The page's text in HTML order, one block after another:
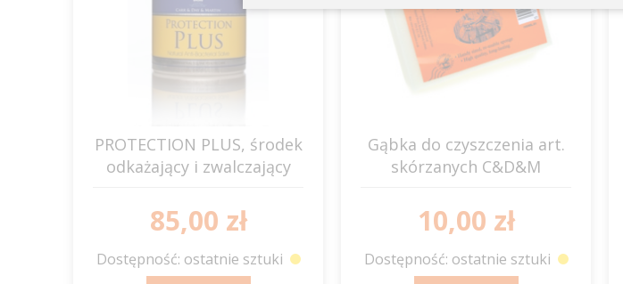
PROTECTION PLUS, środek
odkażający i zwalczający
85,00 zł
Dostępność: ostatnie sztuki
Gąbka do czyszczenia art.
skórzanych C&D&M
10,00 zł
Dostępność: ostatnie sztuki